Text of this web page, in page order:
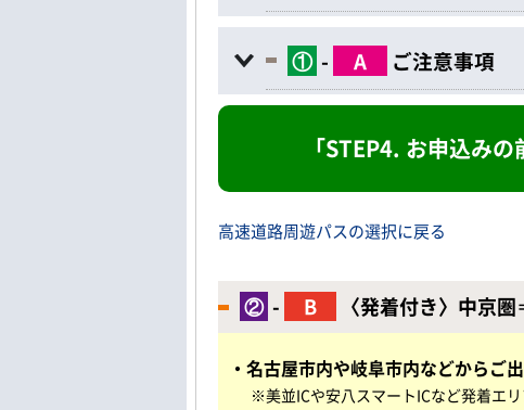
① - A ご注意事項
「STEP4. お申込み
高速道路周遊パスの選択に戻る
② - B 〈発着付き〉中京
・名古屋市内や岐阜市内などからご
※美並ICや安八スマートICなど発着エ